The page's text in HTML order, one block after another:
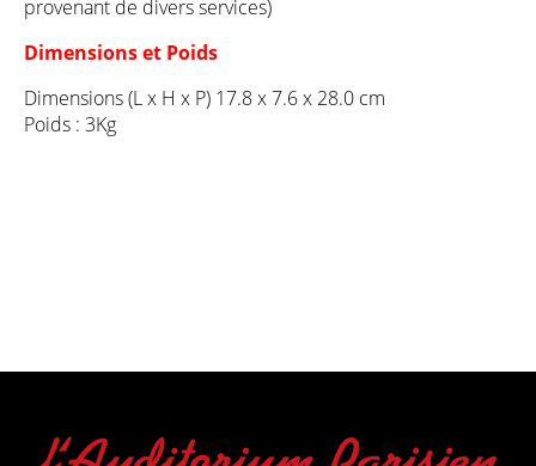
provenant de divers services)
Dimensions et Poids
Dimensions (L x H x P) 17.8 x 7.6 x 28.0 cm
Poids : 3Kg